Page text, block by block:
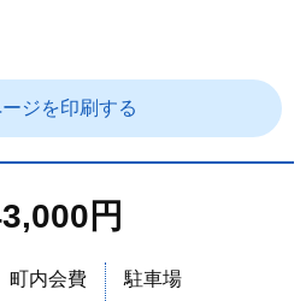
ジを印刷する
円
町内会費 駐車場